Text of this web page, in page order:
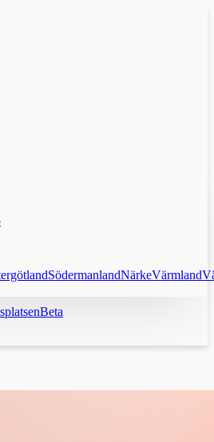
SödermanlandNärkeVärmland
Beta